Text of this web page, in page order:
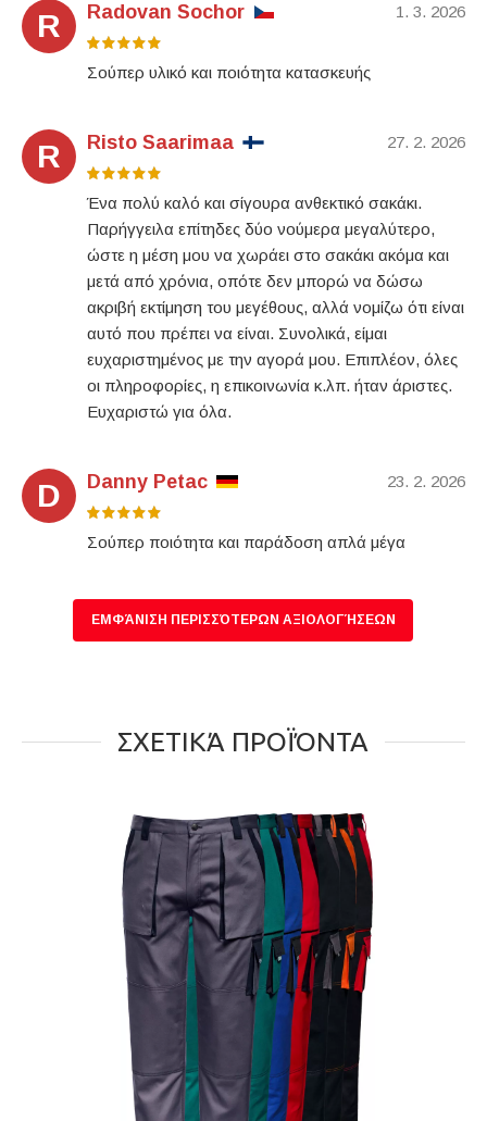
R 1. 3. 2026
Radovan Sochor
Σούπερ υλικό και ποιότητα κατασκευής
R 27. 2. 2026
Risto Saarimaa
Ένα πολύ καλό και σίγουρα ανθεκτικό σακάκι.
Παρήγγειλα επίτηδες δύο νούμερα μεγαλύτερο,
ώστε η μέση μου να χωράει στο σακάκι ακόμα και
μετά από χρόνια, οπότε δεν μπορώ να δώσω
ακριβή εκτίμηση του μεγέθους, αλλά νομίζω ότι είναι
αυτό που πρέπει να είναι. Συνολικά, είμαι
ευχαριστημένος με την αγορά μου. Επιπλέον, όλες
οι πληροφορίες, η επικοινωνία κ.λπ. ήταν άριστες.
Ευχαριστώ για όλα.
D 23. 2. 2026
Danny Petac
Σούπερ ποιότητα και παράδοση απλά μέγα
ΕΜΦΆΝΙΣΗ ΠΕΡΙΣΣΌΤΕΡΩΝ ΑΞΙΟΛΟΓΉΣΕΩΝ
ΣΧΕΤΙΚΆ ΠΡΟΪΌΝΤΑ